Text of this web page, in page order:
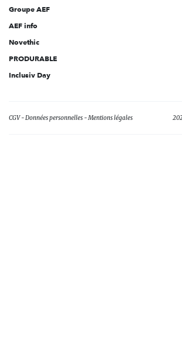
Groupe AEF
AEF info
Novethic
PRODURABLE
Inclusiv Day
CGV Données personnelles Mentions légales